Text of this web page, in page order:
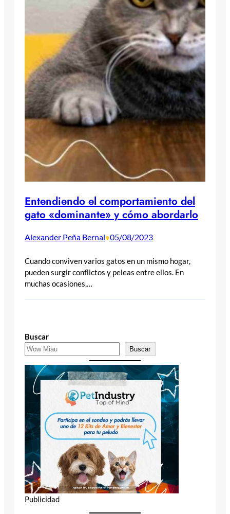
Entendiendo el comportamiento del
gato «dominante» y cómo abordarlo
Alexander Peña Bernal•05/08/2023
Cuando conviven varios gatos en un mismo hogar,
pueden surgir conflictos y peleas entre ellos. En
muchas ocasiones,…
Buscar
Buscar
Publicidad